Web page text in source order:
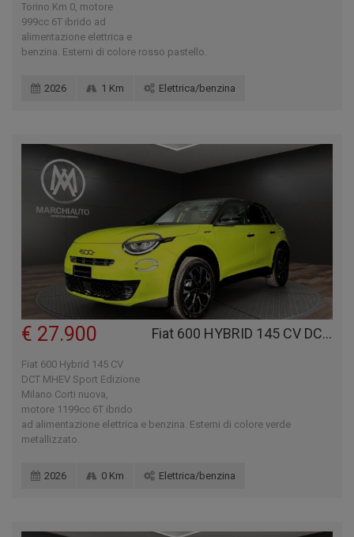
Torino Km 0, motore
999cc 6T ibrido ad
alimentazione elettrica e
benzina. Esterni di colore rosso pastello.
2026 1 Km Elettrica/benzina
Fiat 600 HYBRID 145 CV DCT MHEV SPORT EDIZIONE MILANO CORTI
€ 27.900
Fiat 600 Hybrid 145 CV
DCT MHEV Sport Edizione
Milano Corti nuova,
motore 1199cc 6T ibrido
ad alimentazione elettrica e benzina. Esterni di colore verde
metallizzato.
2026 0 Km Elettrica/benzina